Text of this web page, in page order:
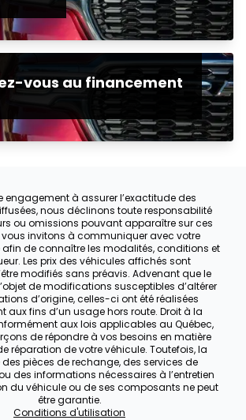
vous au financement
engagement à assurer l’exactitude des
nous déclinons toute responsabilité
ou omissions pouvant apparaître sur ces
invitons à communiquer avec votre
de connaître les modalités, conditions et
Les prix des véhicules affichés sont
modifiés sans préavis. Advenant que le
de modifications susceptibles d’altérer
d’origine, celles-ci ont été réalisées
aux fins d’un usage hors route. Droit à la
aux lois applicables au Québec,
de répondre à vos besoins en matière
réparation de votre véhicule. Toutefois, la
pièces de rechange, des services de
des informations nécessaires à l’entretien
du véhicule ou de ses composants ne peut
être garantie.
Conditions d'utilisation